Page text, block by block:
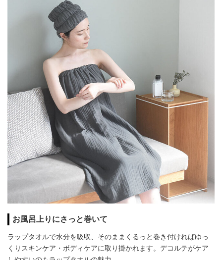
お風呂上りにさっと巻いて
ラップタオルで水分を吸収、そのままくるっと巻き付ければゆっ
くりスキンケア・ボディケアに取り掛かれます。デコルテがケア